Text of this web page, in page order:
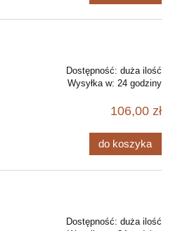
Dostępność: duża ilość
Wysyłka w: 24 godziny
106,00 zł
do koszyka
Dostępność: duża ilość